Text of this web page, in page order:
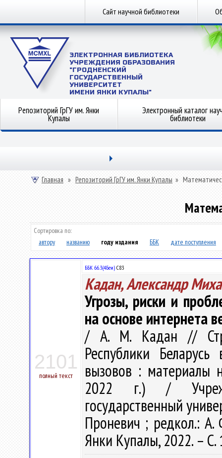
Сайт научной библиотеки
ЭЛЕКТРОННАЯ БИБЛИОТЕКА
УЧРЕЖДЕНИЯ ОБРАЗОВАНИЯ
"ГРОДНЕНСКИЙ
ГОСУДАРСТВЕННЫЙ
УНИВЕРСИТЕТ
ИМЕНИ ЯНКИ КУПАЛЫ"
Репозиторий ГрГУ им. Янки
Купалы
Электронный каталог
библиотеки
Главная » Репозиторий ГрГУ им. Янки Купалы »
Сортировка по:
автору
названию году издания ББК дате поступления
2101
полный текст
ББК 66.3(4Беи) С83
Кадан, Александр
Угрозы, риски и
на основе интернета
/ А. М. Кадан //
Республики
вызовов : материалы
2022 г.) /
государственный
Проневич ; редкол.:
Янки Купалы, 2022. –